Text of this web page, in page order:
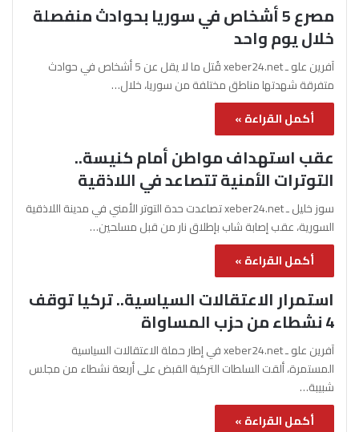
مصرع 5 أشخاص في سوريا بحوادث منفصلة
خلال يوم واحد
آفرين علو ـ xeber24.net قُتل ما لا يقل عن 5 أشخاص في حوادث
متفرقة شهدتها مناطق مختلفة من سوريا، خلال…
أكمل القراءة »
عقب استهداف مواطن أمام كنيسة..
التوترات الأمنية تتصاعد في اللاذقية
سوز خليل ـ xeber24.net تصاعدت حدة التوتر الأمني في مدينة اللاذقية
السورية، عقب إصابة شاب بإطلاق نار من قبل مسلحين…
أكمل القراءة »
استمرار الاعتقالات السياسية.. تركيا توقف
4 نشطاء من حزب المساواة
آفرين علو ـ xeber24.net في إطار حملة الاعتقالات السياسية
المستمرة، ألقت السلطات التركية القبض على أربعة نشطاء من مجلس
شبيبة…
أكمل القراءة »